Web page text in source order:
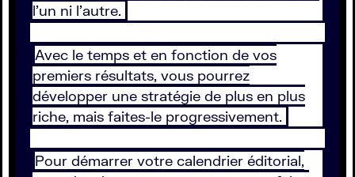
l’un ni l’autre.
Avec le temps et en fonction de vos
premiers résultats, vous pourrez
développer une stratégie de plus en plus
riche, mais faites-le progressivement.
Pour démarrer votre calendrier éditorial,